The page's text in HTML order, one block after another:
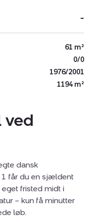
-
61 m²
0/0
1976/2001
1194 m²
ved
dansk
1 får du en sjældent
fristed midt i
– kun få minutter
løb.